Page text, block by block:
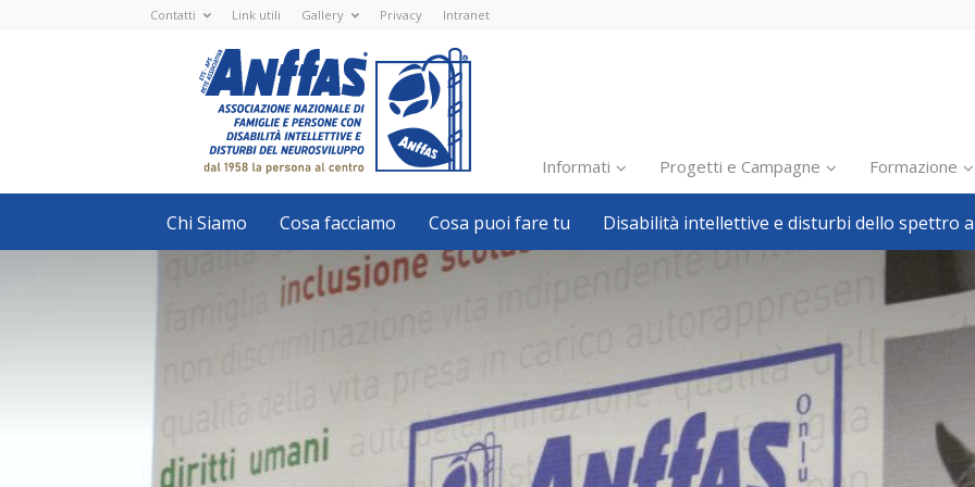
Contatti Link utili Gallery Privacy Intranet
Nazionale
ETS
-
APS
Associazione
Nazionale
di
Famiglie
e
con
disabilità
intellettive
neurosviluppo
Informati
Inclusione scolastica
Inclusione lavorativa
Politiche sociali
Pillole
Formazione
Avvisi, bandi
Welfare locale
Progetti e Campagne Formazione
Chi Siamo Cosa facciamo Cosa puoi fare tu Disabilità intellettive e disturbi dello spettro